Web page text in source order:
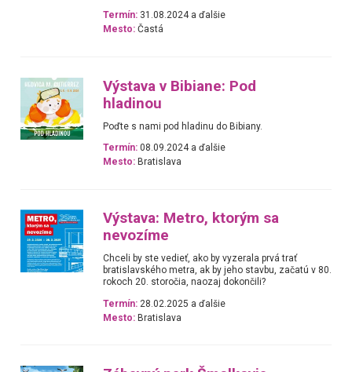
Termín: 31.08.2024 a ďalšie
Mesto: Častá
Výstava v Bibiane: Pod
hladinou
Poďte s nami pod hladinu do Bibiany.
Termín: 08.09.2024 a ďalšie
Mesto: Bratislava
Výstava: Metro, ktorým sa
nevozíme
Chceli by ste vedieť, ako by vyzerala prvá trať
bratislavského metra, ak by jeho stavbu, začatú v 80.
rokoch 20. storočia, naozaj dokončili?
Termín: 28.02.2025 a ďalšie
Mesto: Bratislava